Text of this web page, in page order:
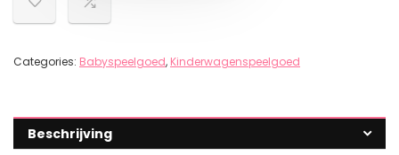
Categories: Babyspeelgoed, Kinderwagenspeelgoed
Beschrijving